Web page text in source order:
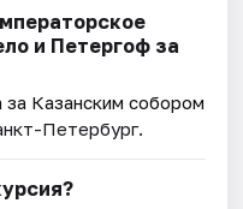
и Петергоф за
за Казанским собором
Петербург.